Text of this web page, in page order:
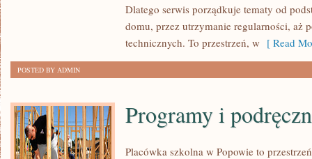
Dlatego serwis porządkuje tematy od
domu, przez utrzymanie regularności, aż
technicznych. To przestrzeń, w [ Read
POSTED BY ADMIN
Programy i
Placówka szkolna w Popowie to